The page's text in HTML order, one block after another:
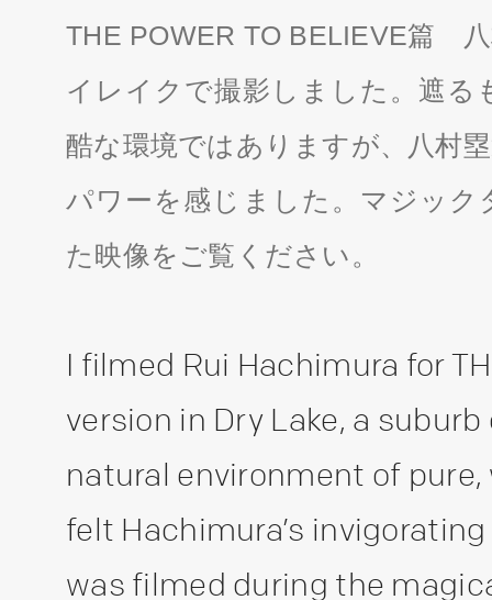
THE POWER TO BELIEVE篇
イレイクで撮影しました。遮
酷な環境ではありますが、八村
パワーを感じました。マジッ
た映像をご覧ください。
I filmed Rui Hachimura for
version in Dry Lake, a
natural environment of
felt Hachimura’s
was filmed during the